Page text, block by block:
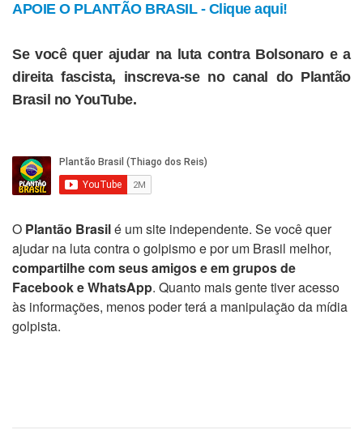
APOIE O PLANTÃO BRASIL - Clique aqui!
Se você quer ajudar na luta contra Bolsonaro e a
direita fascista, inscreva-se no canal do Plantão
Brasil no YouTube.
O Plantão Brasilé um site independente. Se você quer
ajudar na luta contra o golpismo e por um Brasil melhor,
compartilhe com seus amigos e em grupos de
Facebook e WhatsApp. Quanto mais gente tiver acesso
às informações, menos poder terá a manipulação da mídia
golpista.